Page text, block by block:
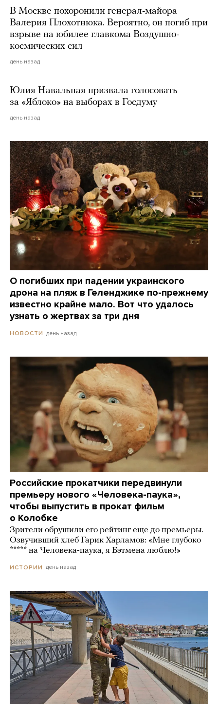
В Москве похоронили генерал-майора
Валерия Плохотнюка. Вероятно, он погиб при
взрыве на юбилее главкома Воздушно-
космических сил
день назад
Юлия Навальная призвала голосовать
за «Яблоко» на выборах в Госдуму
день назад
О погибших при падении украинского
дрона на пляж в Геленджике по-прежнему
известно крайне мало. Вот что удалось
узнать о жертвах за три дня
НОВОСТИ день назад
Российские прокатчики передвинули
премьеру нового «Человека-паука»,
чтобы выпустить в прокат фильм
о Колобке
Зрители обрушили его рейтинг еще до премьеры.
Озвучивший хлеб Гарик Харламов: «Мне глубоко
***** на Человека-паука, я Бэтмена люблю!»
ИСТОРИИ день назад